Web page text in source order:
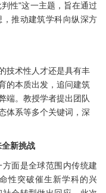
性"这一主题，旨在通过
推动建筑学科向纵深方
技术性人才还是具有丰
的本质出发，追问建筑
端。教授学者提出团队
体系等多个关键词，深
新挑战
面是全球范围内传统建
性突破催生新学科的兴